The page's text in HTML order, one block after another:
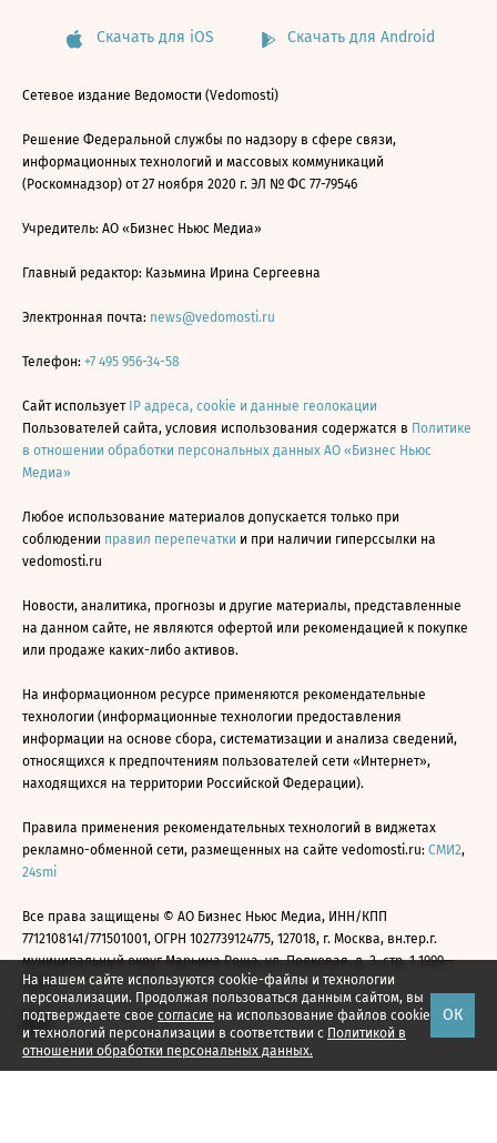
На нашем сайте используются cookie-файлы и технологии
персонализации. Продолжая пользоваться данным сайтом, вы
подтверждаете свое согласие на использование файлов cookie
и технологий персонализации в соответствии с Политикой в
отношении обработки персональных данных.
ОК
Скачать для iOS Скачать для Android
Сетевое издание Ведомости (Vedomosti)
Решение Федеральной службы по надзору в сфере связи,
информационных технологий и массовых коммуникаций
(Роскомнадзор) от 27 ноября 2020 г. ЭЛ № ФС 77-79546
Учредитель: АО «Бизнес Ньюс Медиа»
Главный редактор: Казьмина Ирина Сергеевна
Электронная почта: news@vedomosti.ru
Телефон: +7 495 956-34-58
Сайт использует IP адреса, cookie и данные геолокации
Пользователей сайта, условия использования содержатся в Политике
в отношении обработки персональных данных АО «Бизнес Ньюс
Медиа»
Любое использование материалов допускается только при
соблюдении правил перепечатки и при наличии гиперссылки на
vedomosti.ru
Новости, аналитика, прогнозы и другие материалы, представленные
на данном сайте, не являются офертой или рекомендацией к покупке
или продаже каких-либо активов.
На информационном ресурсе применяются рекомендательные
технологии (информационные технологии предоставления
информации на основе сбора, систематизации и анализа сведений,
относящихся к предпочтениям пользователей сети «Интернет»,
находящихся на территории Российской Федерации).
Правила применения рекомендательных технологий в виджетах
рекламно-обменной сети, размещенных на сайте vedomosti.ru: СМИ2,
24smi
Все права защищены © АО Бизнес Ньюс Медиа, ИНН/КПП
7712108141/771501001, ОГРН 1027739124775, 127018, г. Москва, вн.тер.г.
муниципальный округ Марьина Роща, ул. Полковая, д. 3, стр. 1 1999—
2026